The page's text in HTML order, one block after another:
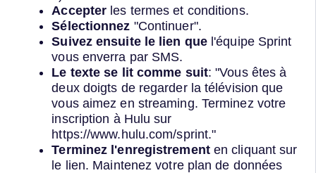
Accepter les termes et conditions.
Sélectionnez "Continuer".
Suivez ensuite le lien quel'équipe Sprint
vous enverra par SMS.
Le texte se lit comme suit: "Vous êtes à
deux doigts de regarder la télévision que
vous aimez en streaming. Terminez votre
inscription à Hulu sur
https://www.hulu.com/sprint."
Terminez l'enregistrementen cliquant sur
le lien. Maintenez votre plan de données